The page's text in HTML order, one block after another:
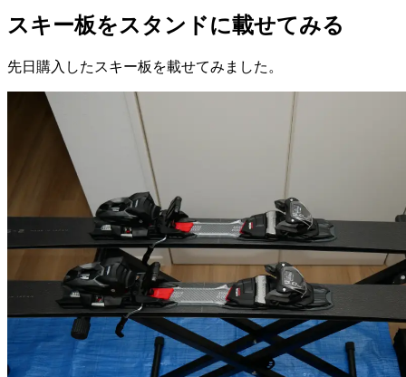
スキー板をスタンドに載せてみる
先日購入したスキー板を載せてみました。